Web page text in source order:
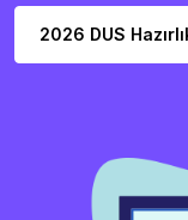
2026 DUS